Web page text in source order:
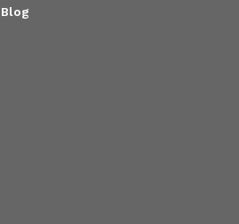
Blog